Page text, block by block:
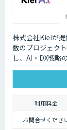
株式会社Kieiが
数のプロジェク
し、AI・DX戦略
利用料金
お問合せくださ